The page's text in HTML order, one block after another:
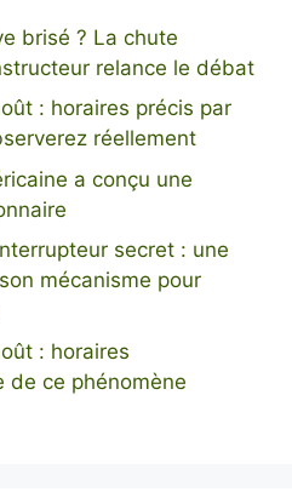
brisé ? La chute
relance le débat
: horaires précis par
réellement
a conçu une
secret : une
mécanisme pour
: horaires
de ce phénomène